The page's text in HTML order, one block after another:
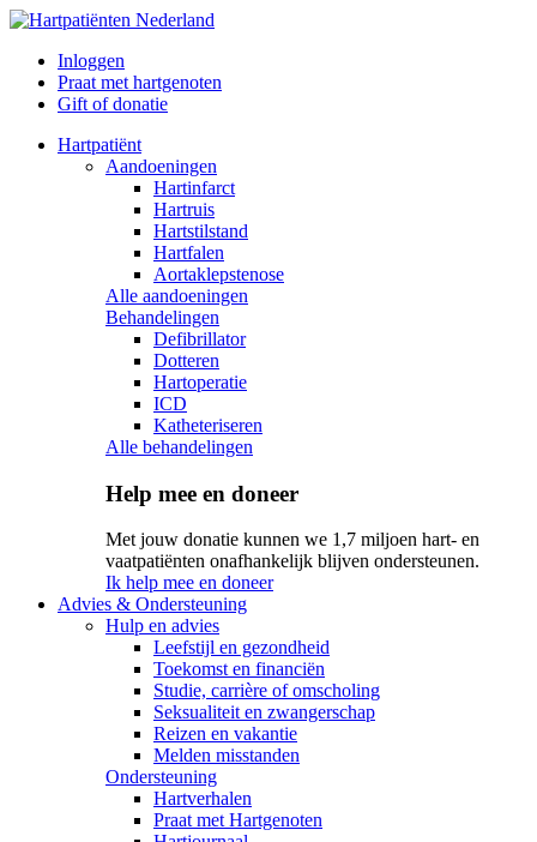
Inloggen
Praat met hartgenoten
Gift of donatie
Hartpatiënt
Aandoeningen
Hartinfarct
Hartruis
Hartstilstand
Hartfalen
Aortaklepstenose
Alle aandoeningen
Behandelingen
Defibrillator
Dotteren
Hartoperatie
ICD
Katheteriseren
Alle behandelingen
Help mee en doneer
Met jouw donatie kunnen we 1,7 miljoen hart- en
vaatpatiënten onafhankelijk blijven ondersteunen.
Ik help mee en doneer
Advies & Ondersteuning
Hulp en advies
Leefstijl en gezondheid
Toekomst en financiën
Studie, carrière of omscholing
Seksualiteit en zwangerschap
Reizen en vakantie
Melden misstanden
Ondersteuning
Hartverhalen
Praat met Hartgenoten